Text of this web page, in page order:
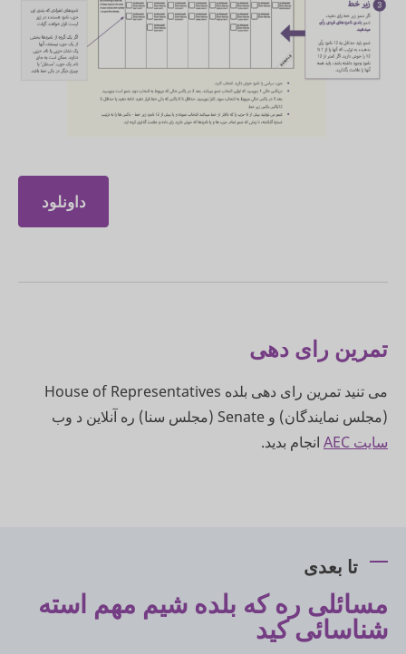
داونلود
تمرین رای دهی
می تنید تمرین رای دهی بلده House of Representatives
(مجلس نمایندگان) و Senate (مجلس سنا) ره آنلاین د وب
سایت AEC
انجام بدید.
تا بعدی
مسائلی ره که بلده شیم مهم استه
شناسائی کید